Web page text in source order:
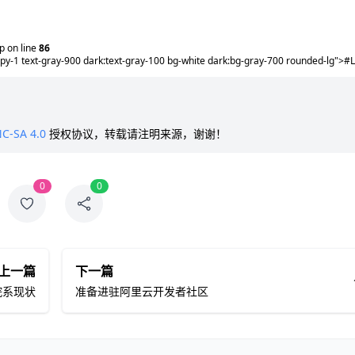
on line86
1 text-gray-900 dark:text-gray-100 bg-white dark:bg-gray-700 rounded-
SA 4.0 授权协议，转载请注明来源，谢谢！
0 0
一篇
现状
下一篇
准备进驻阿里云开发者社区